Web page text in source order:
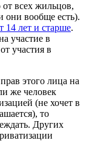
всех жильцов,
они вообще есть).
14 лет и старше.
участие в
участия в
этого лица на
же человек
(не хочет в
то
Других